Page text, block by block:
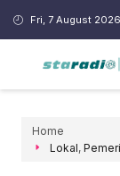
Fri, 7 August 2026
Home
Lokal,